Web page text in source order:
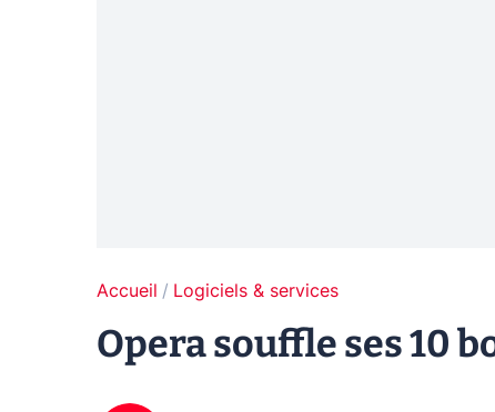
Accueil Logiciels & services
Opera souffle ses 10